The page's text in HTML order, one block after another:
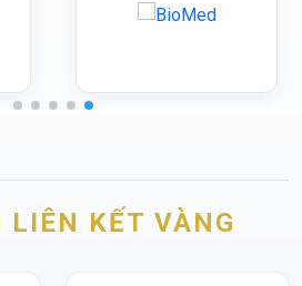
LIÊN KẾT VÀNG